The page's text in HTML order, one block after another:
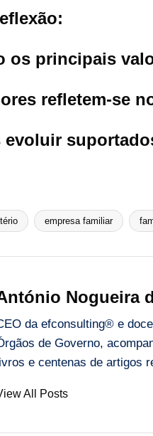
os principais
refletem-se
evoluir
empresa familiar
Nogueira
da efconsulting® e
de Governo,
livros e centenas de artigos
All Posts